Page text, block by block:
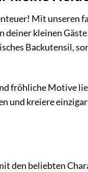
Mit unseren
kleinen
Backutensil,
fröhliche Motive
und kreiere
den beliebten